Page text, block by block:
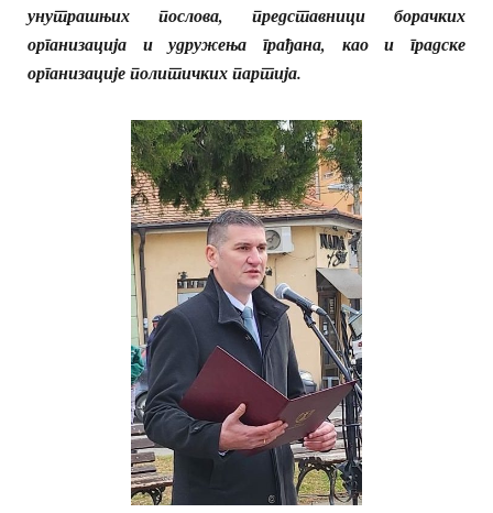
унутрашњих послова, представници борачких
организација и удружења грађана, као и градске
организације политичких партија.